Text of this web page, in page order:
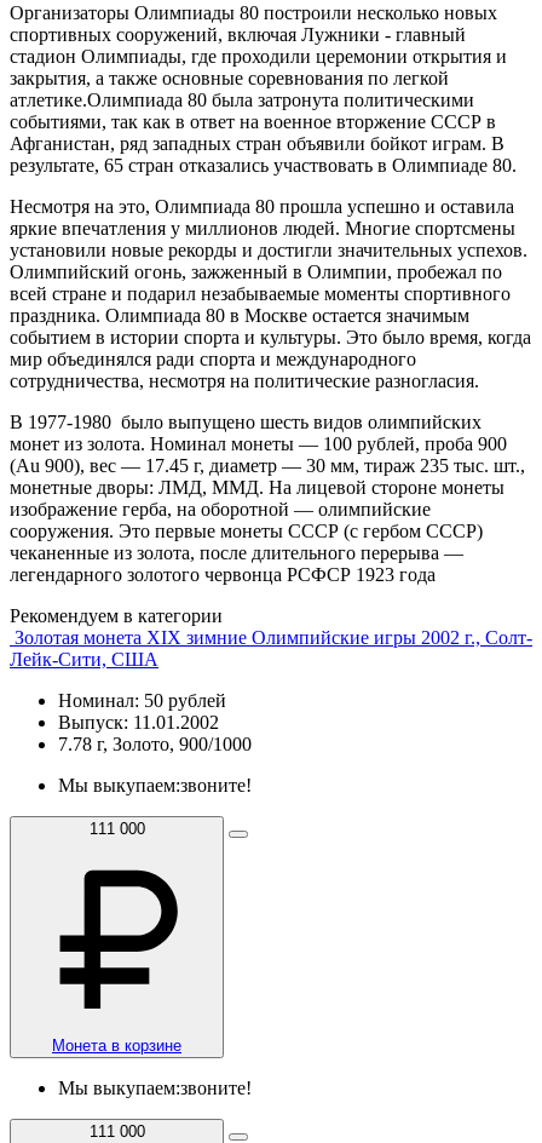
Организаторы Олимпиады 80 построили несколько новых
спортивных сооружений, включая Лужники - главный
стадион Олимпиады, где проходили церемонии открытия и
закрытия, а также основные соревнования по легкой
атлетике.Олимпиада 80 была затронута политическими
событиями, так как в ответ на военное вторжение СССР в
Афганистан, ряд западных стран объявили бойкот играм. В
результате, 65 стран отказались участвовать в Олимпиаде 80.
Несмотря на это, Олимпиада 80 прошла успешно и оставила
яркие впечатления у миллионов людей. Многие спортсмены
установили новые рекорды и достигли значительных успехов.
Олимпийский огонь, зажженный в Олимпии, пробежал по
всей стране и подарил незабываемые моменты спортивного
праздника. Олимпиада 80 в Москве остается значимым
событием в истории спорта и культуры. Это было время, когда
мир объединялся ради спорта и международного
сотрудничества, несмотря на политические разногласия.
В 1977-1980 было выпущено шесть видов олимпийских
монет из золота. Номинал монеты — 100 рублей, проба 900
(Au 900), вес — 17.45 г, диаметр — 30 мм, тираж 235 тыс. шт.,
монетные дворы: ЛМД, ММД. На лицевой стороне монеты
изображение герба, на оборотной — олимпийские
сооружения. Это первые монеты СССР (с гербом СССР)
чеканенные из золота, после длительного перерыва —
легендарного золотого червонца РСФСР 1923 года
Рекомендуем в категории
Золотая монета XIX зимние Олимпийские игры 2002 г., Солт-
Лейк-Сити, США
Номинал: 50 рублей
Выпуск: 11.01.2002
7.78 г, Золото, 900/1000
Мы выкупаем:звоните!
111 000
Монета в корзине
Мы выкупаем:звоните!
111 000